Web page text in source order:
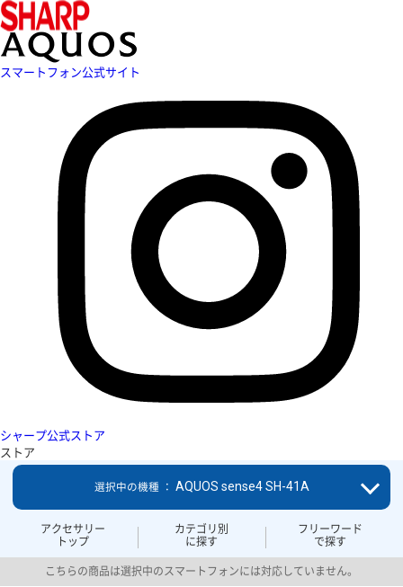
スマートフォン公式サイト
シャープ公式ストア
ストア
アクセサリー
トップ
カテゴリ別
に探す
フリーワード
で探す
選択中の機種 ： AQUOS sense4 SH-41A
こちらの商品は選択中のスマートフォンには対応していません。